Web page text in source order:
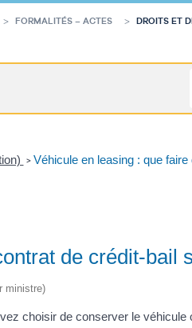
FORMALITÉS – ACTES DROITS ET
> Véhicule en leasing : que
de crédit-bail
ministre)
choisir de conserver le véhicule